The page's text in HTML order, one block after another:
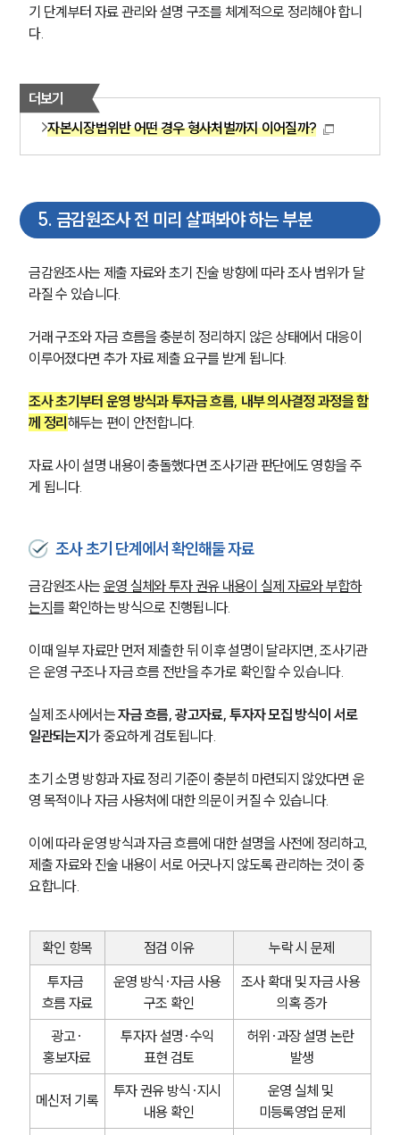
기 단계부터 자료 관리와 설명 구조를 체계적으로 정리해야 합니
다.
더보기
자본시장법위반 어떤 경우 형사처벌까지 이어질까?
5. 금감원조사 전 미리 살펴봐야 하는 부분
금감원조사는 제출 자료와 초기 진술 방향에 따라 조사 범위가 달
라질 수 있습니다.
거래 구조와 자금 흐름을 충분히 정리하지 않은 상태에서 대응이
이루어졌다면 추가 자료 제출 요구를 받게 됩니다.
조사 초기부터 운영 방식과 투자금 흐름, 내부 의사결정 과정을 함
께 정리 해두는 편이 안전합니다.
자료 사이 설명 내용이 충돌했다면 조사기관 판단에도 영향을 주
게 됩니다.
조사 초기 단계에서 확인해둘 자료
금감원조사는 운영 실체와 투자 권유 내용이 실제 자료와 부합하
는지를 확인하는 방식으로 진행됩니다.
이때 일부 자료만 먼저 제출한 뒤 이후 설명이 달라지면, 조사기관
은 운영 구조나 자금 흐름 전반을 추가로 확인할 수 있습니다.
실제 조사에서는 자금 흐름, 광고자료, 투자자 모집 방식이 서로
일관되는지 가 중요하게 검토됩니다.
초기 소명 방향과 자료 정리 기준이 충분히 마련되지 않았다면 운
영 목적이나 자금 사용처에 대한 의문이 커질 수 있습니다.
이에 따라 운영 방식과 자금 흐름에 대한 설명을 사전에 정리하고,
제출 자료와 진술 내용이 서로 어긋나지 않도록 관리하는 것이 중
요합니다.
확인 항목 점검 이유
누락 시 문제
투자금
흐름 자료
운영 방식·자금 사용
구조 확인
조사 확대 및 자금 사용
의혹 증가
광고·
홍보자료
투자자 설명·수익
표현 검토
허위·과장 설명 논란
발생
메신저 기록
투자 권유 방식·지시
내용 확인
운영 실체 및
미등록영업 문제